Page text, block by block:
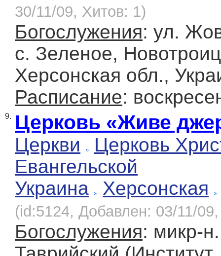
30/11/09, Хитов: 1)
Богослужения: ул.
с. Зеленое,
Херсонская обл.,
Расписание:
9. Церковь «Живе
Церкви
Церковь
Евангельской
Украина
Херсонская
(id:5124, Добавлен: 03/11/
Богослужения: микр-н.